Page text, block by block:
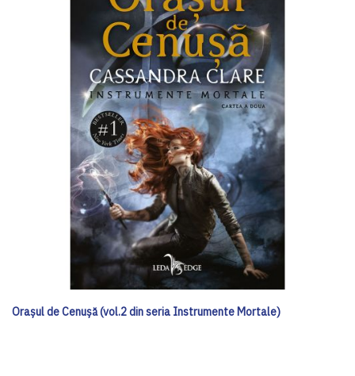
Orașul de Cenușă (vol.2 din seria Instrumente Mortale)